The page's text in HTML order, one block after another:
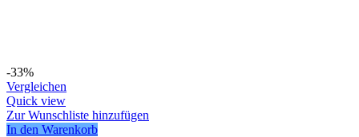
-33%
Vergleichen
Quick view
Zur Wunschliste hinzufügen
In den Warenkorb